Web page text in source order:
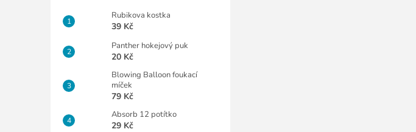
Rubikova kostka
39 Kč
Panther hokejový puk
20 Kč
Blowing Balloon foukací
míček
79 Kč
Absorb 12 potítko
29 Kč